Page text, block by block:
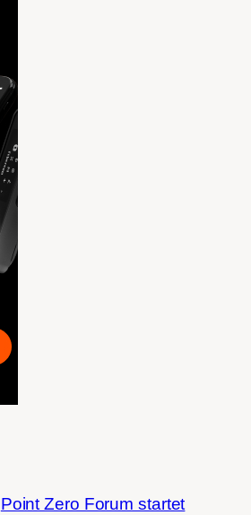
Point Zero Forum startet